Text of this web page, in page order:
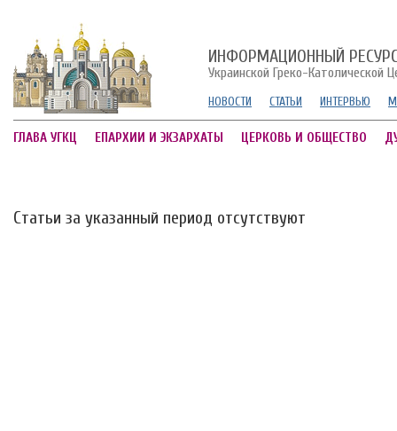
ИНФОРМАЦИОННЫЙ
Украинской Греко-Католической
НОВОСТИ СТАТЬИ ИНТЕРВЬЮ
ГЛАВА УГКЦ ЕПАРХИИ И ЭКЗАРХАТЫ ЦЕРКОВЬ И ОБЩЕСТВО
Статьи за указанный период отсутствуют